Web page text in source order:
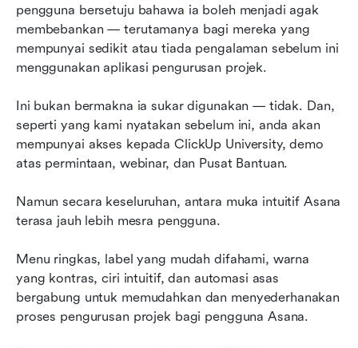
pengguna bersetuju bahawa ia boleh menjadi agak
membebankan — terutamanya bagi mereka yang
mempunyai sedikit atau tiada pengalaman sebelum ini
menggunakan aplikasi pengurusan projek.
Ini bukan bermakna ia sukar digunakan — tidak. Dan,
seperti yang kami nyatakan sebelum ini, anda akan
mempunyai akses kepada ClickUp University, demo
atas permintaan, webinar, dan Pusat Bantuan.
Namun secara keseluruhan, antara muka intuitif Asana
terasa jauh lebih mesra pengguna.
Menu ringkas, label yang mudah difahami, warna
yang kontras, ciri intuitif, dan automasi asas
bergabung untuk memudahkan dan menyederhanakan
proses pengurusan projek bagi pengguna Asana.